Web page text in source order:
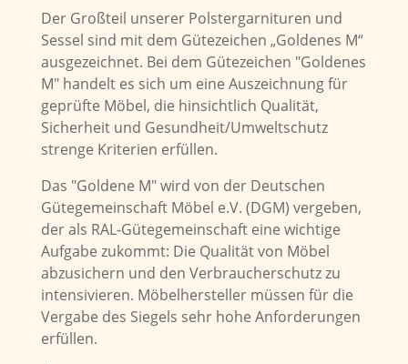
Der Großteil unserer Polstergarnituren und
Sessel sind mit dem Gütezeichen „Goldenes M“
ausgezeichnet. Bei dem Gütezeichen "Goldenes
M" handelt es sich um eine Auszeichnung für
geprüfte Möbel, die hinsichtlich Qualität,
Sicherheit und Gesundheit/Umweltschutz
strenge Kriterien erfüllen.
Das "Goldene M" wird von der Deutschen
Gütegemeinschaft Möbel e.V. (DGM) vergeben,
der als RAL-Gütegemeinschaft eine wichtige
Aufgabe zukommt: Die Qualität von Möbel
abzusichern und den Verbraucherschutz zu
intensivieren. Möbelhersteller müssen für die
Vergabe des Siegels sehr hohe Anforderungen
erfüllen.